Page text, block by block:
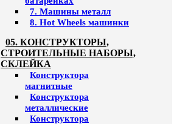
7. Машины металл
8. Hot Wheels машинки
05. КОНСТРУКТОРЫ,
СТРОИТЕЛЬНЫЕ НАБОРЫ,
СКЛЕЙКА
Конструктора
магнитные
Конструктора
металлические
Конструктора